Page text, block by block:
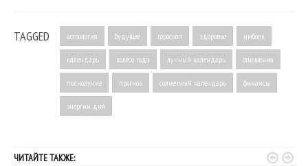
TAGGED астрология будущее гороскоп здоровье имболк
календарь колесо года лунный календарь отношения
полнолуние прогноз солнечный календарь финансы
энергии дня
ЧИТАЙТЕ ТАКЖЕ:  